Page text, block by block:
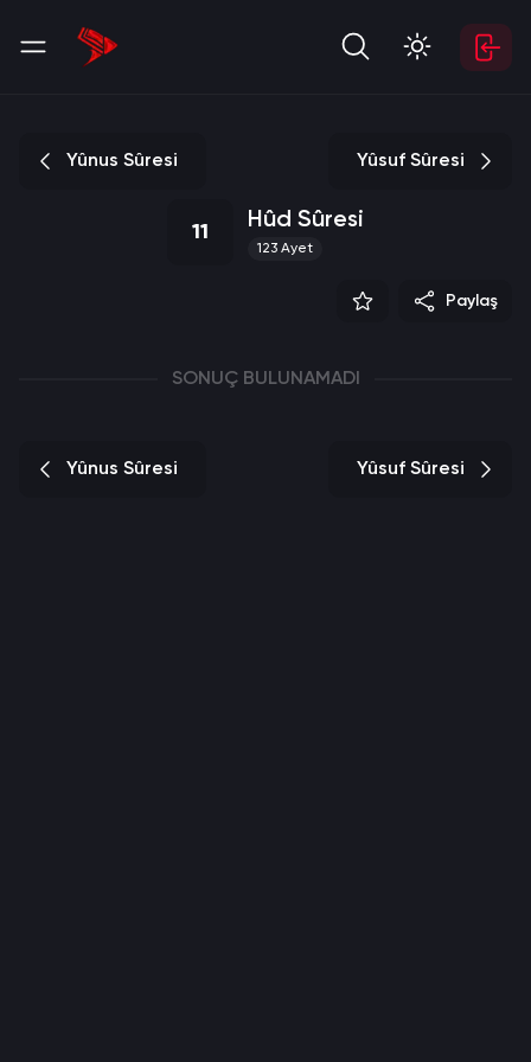
Yûnus Sûresi
11 Hûd Sûresi
123 Ayet
Yûsuf Sûresi
Paylaş
SONUÇ BULUNAMADI
Yûnus Sûresi Yûsuf Sûresi